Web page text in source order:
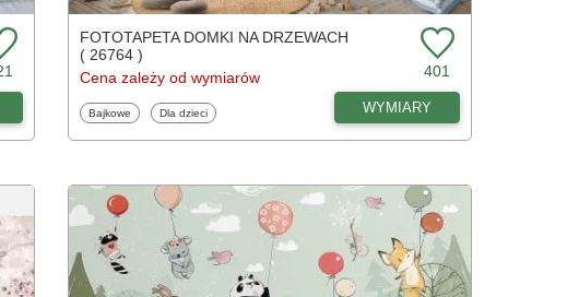
FOTOTAPETA DOMKI NA DRZEWACH
( 26764 )
Cena zależy od wymiarów
401
Fototapety
Bajkowe Fototapety
Dla dzieci WYMIARY